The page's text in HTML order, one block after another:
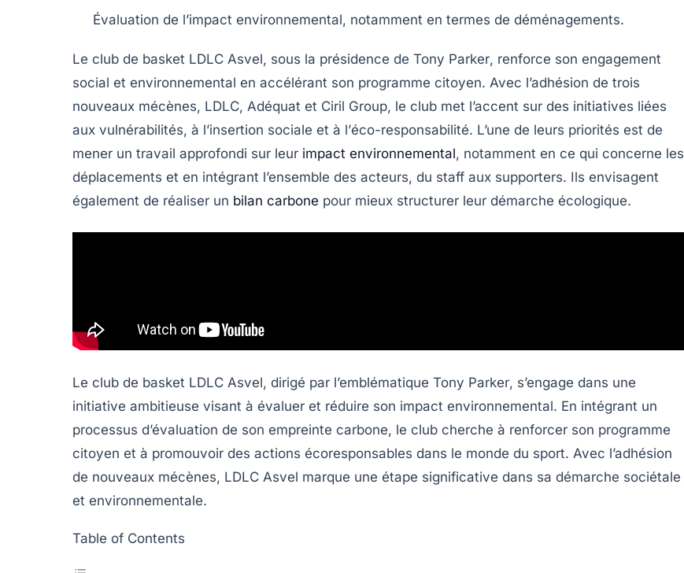
Évaluation de l’impact environnemental, notamment en termes de déménagements.
Le club de basket LDLC Asvel, sous la présidence de Tony Parker, renforce son engagement
social et environnemental en accélérant son programme citoyen. Avec l’adhésion de trois
nouveaux mécènes, LDLC, Adéquat et Ciril Group, le club met l’accent sur des initiatives liées
aux vulnérabilités, à l’insertion sociale et à l’éco-responsabilité. L’une de leurs priorités est de
mener un travail approfondi sur leur impact environnemental, notamment en ce qui concerne les
déplacements et en intégrant l’ensemble des acteurs, du staff aux supporters. Ils envisagent
également de réaliser un bilan carbone pour mieux structurer leur démarche écologique.
Le club de basket LDLC Asvel, dirigé par l’emblématique Tony Parker, s’engage dans une
initiative ambitieuse visant à évaluer et réduire son impact environnemental. En intégrant un
processus d’évaluation de son empreinte carbone, le club cherche à renforcer son programme
citoyen et à promouvoir des actions écoresponsables dans le monde du sport. Avec l’adhésion
de nouveaux mécènes, LDLC Asvel marque une étape significative dans sa démarche sociétale
et environnementale.
Table of Contents